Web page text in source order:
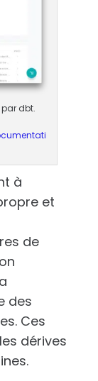
dbt.
à
et
de
des
Ces
dérives